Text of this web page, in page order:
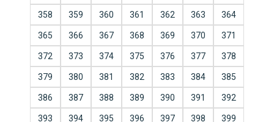
358 359 360 361 362 363 364
365 366 367 368 369 370 371
372 373 374 375 376 377 378
379 380 381 382 383 384 385
386 387 388 389 390 391 392
393 394 395 396 397 398 399